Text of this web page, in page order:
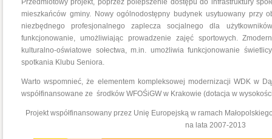
Przedmiotowy projekt, poprzez polepszenie dostępu do infrastruktury
mieszkańców gminy. Nowy ogólnodostępny budynek usytuowany przy
niezbędnego profesjonalnego zaplecza socjalnego dla
funkcjonowanie, umożliwiając prowadzenie zajęć sportowych.
kulturalno-oświatowe sołectwa, m.in. umożliwia funkcjonowanie
spotkania Klubu Seniora.
Warto wspomnieć, że elementem kompleksowej modernizacji WDK w
współfinansowane ze środków WFOŚiGW w Krakowie (dotacja w
Projekt współfinansowany przez Unię Europejską w ramach
na lata 2007-2013